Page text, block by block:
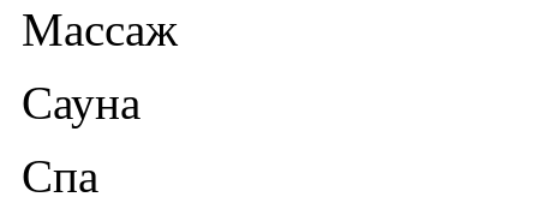
Массаж
Сауна
Спа